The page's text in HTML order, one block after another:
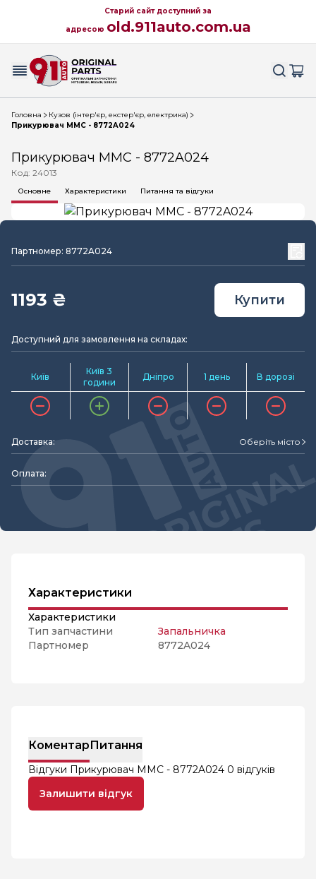
Старий сайт доступний за
адресою old.911auto.com.ua
Головна
Кузов (інтер'єр, екстер'єр, електрика)
Прикурювач MMC - 8772A024
Прикурювач MMC - 8772A024
Код: 24013
Основне Характеристики Питання та відгуки
Партномер: 8772A024
1193 ₴ Купити
Доступний для замовлення на складах:
Київ
Київ 3
години
Дніпро 1 день В дорозі
Доставка: Оберіть місто
Оплата:
Характеристики
Характеристики
Тип запчастини
Запальничка
Партномер
8772A024
КоментарПитання
Відгуки Прикурювач MMC - 8772A024 0 відгуків
Залишити відгук